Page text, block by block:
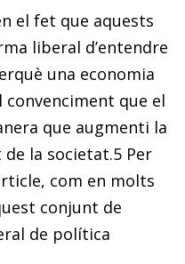
el fet que aquests
liberal d’entendre
una economia
convenciment que el
que augmenti la
la societat.5 Per
com en molts
conjunt de
de política